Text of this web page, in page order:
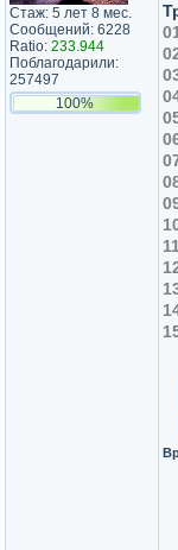
Стаж: 5 лет 8 мес.
Сообщений: 6228
Ratio: 233.944
Поблагодарили:
257497
100%